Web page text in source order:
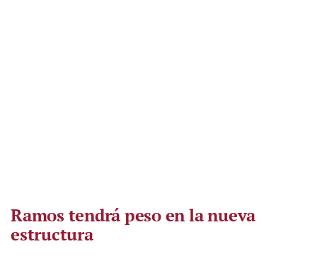
Ramos tendrá peso en la nueva
estructura